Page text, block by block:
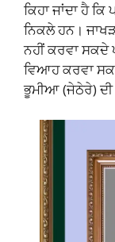
ਕਿਹਾ ਜਾਂਦਾ ਹੈ
ਨਿਕਲੇ ਹਨ।
ਨਹੀਂ ਕਰਵਾ ਸਕਦੇ
ਵਿਆਹ ਕਰਵਾ
ਭੂਮੀਆ (ਜੇਠੇਰੇ)